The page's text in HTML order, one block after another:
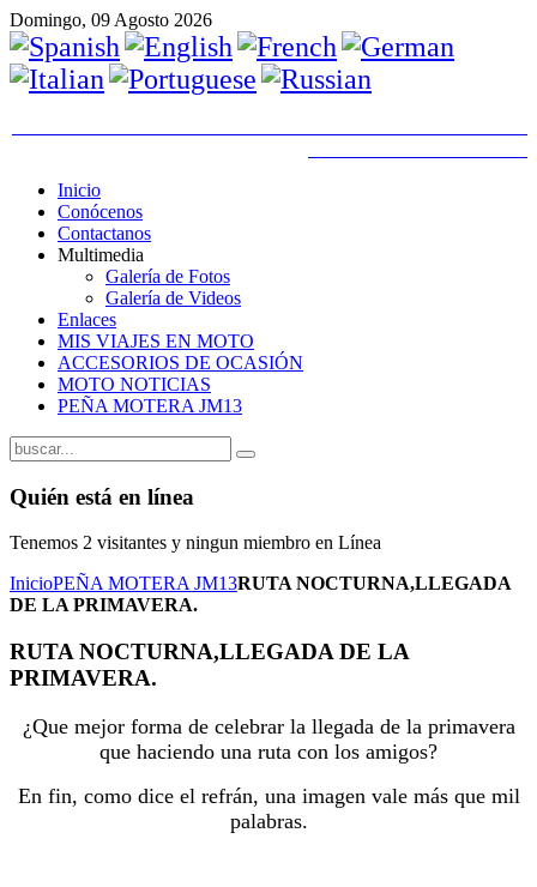
Domingo, 09 Agosto 2026
Inicio
Conócenos
Contactanos
Multimedia
Galería de Fotos
Galería de Videos
Enlaces
MIS VIAJES EN MOTO
ACCESORIOS DE OCASIÓN
MOTO NOTICIAS
PEÑA MOTERA JM13
Quién está en línea
Tenemos 2 visitantes y ningun miembro en Línea
InicioPEÑA MOTERA JM13RUTA NOCTURNA,LLEGADA
DE LA PRIMAVERA.
RUTA NOCTURNA,LLEGADA DE LA
PRIMAVERA.
¿Que mejor forma de celebrar la llegada de la primavera
que haciendo una ruta con los amigos?
En fin, como dice el refrán, una imagen vale más que mil
palabras.